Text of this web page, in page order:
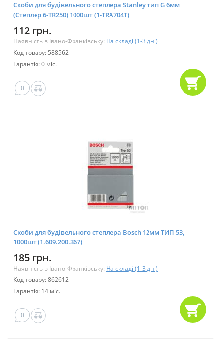
Скоби для будівельного степлера Stanley тип G 6мм
(Степлер 6-TR250) 1000шт (1-TRA704T)
112 грн.
Наявність в Івано-Франківську: На складі (1-3 дні)
Код товару: 588562
Гарантія: 0 міс.
0
Скоби для будівельного степлера Bosch 12мм ТИП 53,
1000шт (1.609.200.367)
185 грн.
Наявність в Івано-Франківську: На складі (1-3 дні)
Код товару: 862612
Гарантія: 14 міс.
0